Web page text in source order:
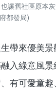
讓舊社區原本
都發局)
來優美景
入綠意風
有可愛童